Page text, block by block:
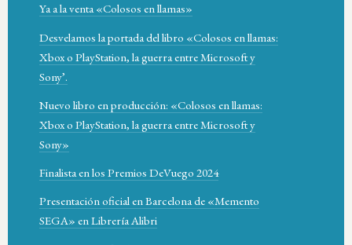
Ya a la venta «Colosos en llamas»
Desvelamos la portada del libro «Colosos en llamas:
Xbox o PlayStation, la guerra entre Microsoft y
Sony’.
Nuevo libro en producción: «Colosos en llamas:
Xbox o PlayStation, la guerra entre Microsoft y
Sony»
Finalista en los Premios DeVuego 2024
Presentación oficial en Barcelona de «Memento
SEGA» en Librería Alibri